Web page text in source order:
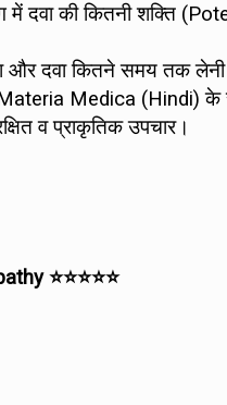
दवा की कितनी शक्ति
और दवा कितने समय तक लेनी
Medica (Hindi) के
व प्राकृतिक उपचार।
⭐⭐⭐⭐⭐